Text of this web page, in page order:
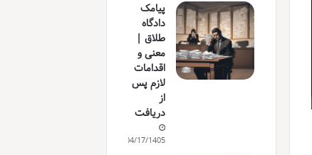
پیامک
دادگاه
طلاق |
معنی و
اقدامات
لازم پس
از
دریافت
04/17/1405